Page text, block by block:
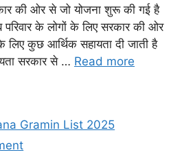
की ओर से जो योजना शुरू की गई है
परिवार के लोगों के लिए सरकार की ओर
कुछ आर्थिक सहायता दी जाती है
सरकार से … Read more
Gramin List 2025